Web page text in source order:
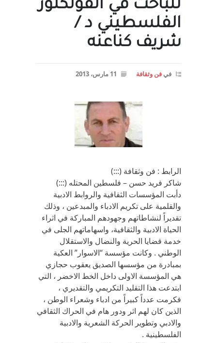
للباحث في الفولكلور
الفلسطيني د /
شريف كناعنه
في فن وثقافة 11 مارس، 2013
الرابط : فن وثقافة (:::)
شاكر فريد حسن – فلسطين المحتله (:::)
دأبت المؤسسات الثقافية والروابط الادبية
والقلمية على تكريم الادباء والمبدعين ، وذلك
تقديراً لنشاطاتهم وجهودهم المباركة في اثراء
الحياة الادبية والثقافية، واسهاماتهم الجلى في
خدمة قضايا الحرية والنضال والاستقلال
الوطني . وكانت مؤسسة “الاسوار” العكية
بمبادرة من مؤسسها الصديق يعقوب حجازي
هي المؤسسة الاولى داخل الخط الاخضر ، التي
ابتدعت هذا التقليد التكريمي والتقديري ،
فكرمت عدداً كبيراً من ادباء وشعراء الوطن ،
الذين كان لهم اثر ودور هام في الحراك الثقافي
والادبي وتطوير الحركة الشعرية والادبية
الفلسطينية .